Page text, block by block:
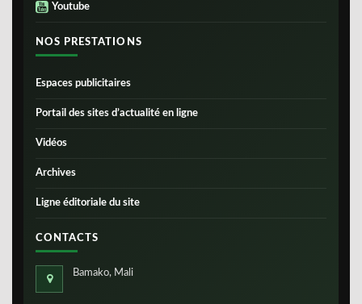
Youtube
NOS PRESTATIONS
Espaces publicitaires
Portail des sites d’actualité en ligne
Vidéos
Archives
Ligne éditoriale du site
CONTACTS
Bamako, Mali